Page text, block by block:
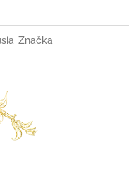
Značka